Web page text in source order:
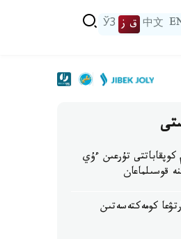
中文 ق ز ЎЗ
استام كوپقاباتتى تۇرعىن ءۇي
قوسىلماعان
كومەكتەسەتىن